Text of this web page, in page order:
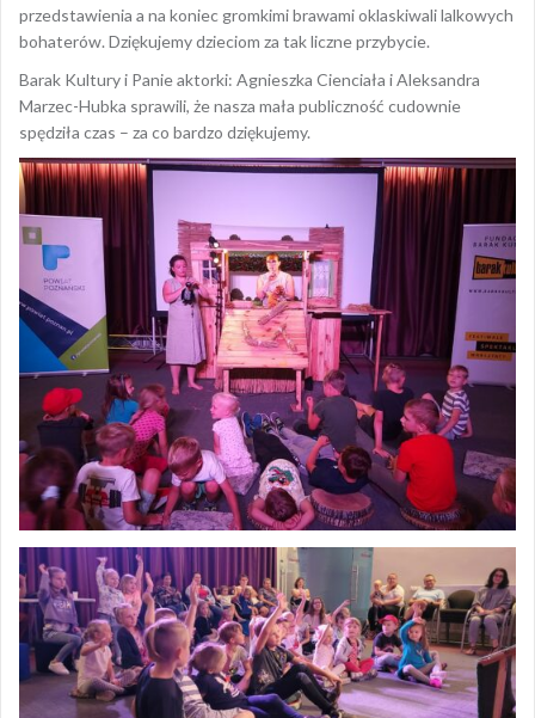
przedstawienia a na koniec gromkimi brawami oklaskiwali lalkowych
bohaterów. Dziękujemy dzieciom za tak liczne przybycie.
Barak Kultury i Panie aktorki: Agnieszka Cienciała i Aleksandra
Marzec-Hubka sprawili, że nasza mała publiczność cudownie
spędziła czas – za co bardzo dziękujemy.